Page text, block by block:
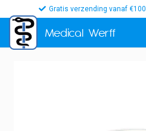
Gratis verzending vanaf €100
Medical Werff